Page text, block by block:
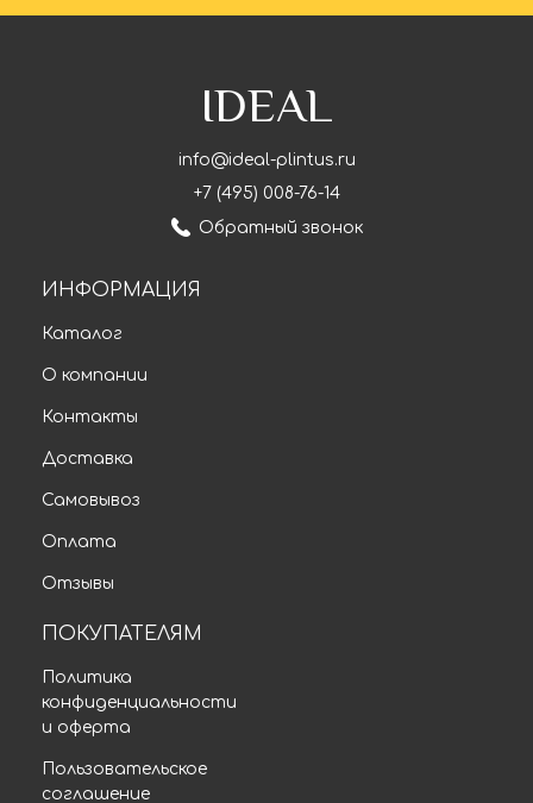
IDEAL
info@ideal-plintus.ru
+7 (495) 008-76-14
Обратный звонок
ИНФОРМАЦИЯ
Каталог
О компании
Контакты
Доставка
Самовывоз
Оплата
Отзывы
ПОКУПАТЕЛЯМ
Политика
конфиденциальности
и оферта
Пользовательское
соглашение